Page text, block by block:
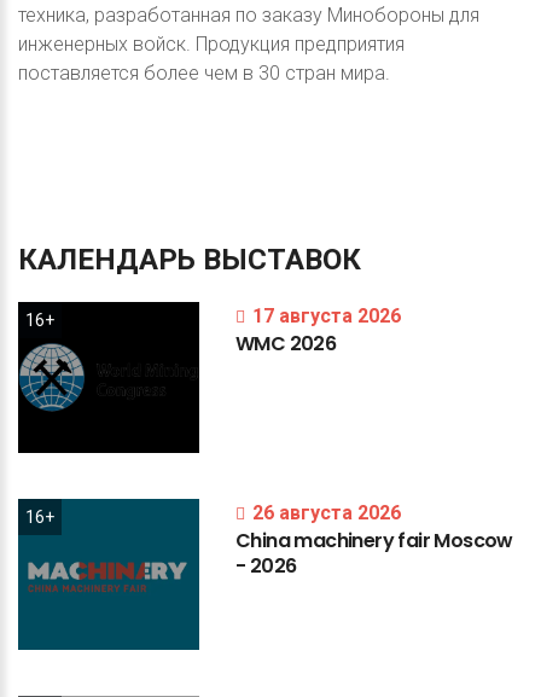
техника, разработанная по заказу Минобороны для
инженерных войск. Продукция предприятия
поставляется более чем в 30 стран мира.
КАЛЕНДАРЬ ВЫСТАВОК
16+ 17 августа 2026
WMC 2026
16+ 26 августа 2026
ChinamachineryfairMoscow
- 2026